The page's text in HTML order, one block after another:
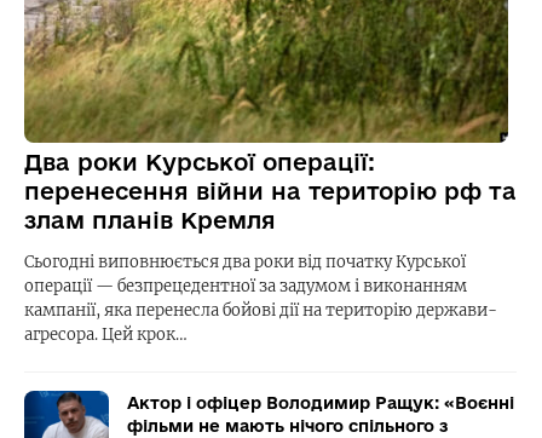
Два роки Курської операції:
перенесення війни на територію рф та
злам планів Кремля
Сьогодні виповнюється два роки від початку Курської
операції — безпрецедентної за задумом і виконанням
кампанії, яка перенесла бойові дії на територію держави-
агресора. Цей крок…
Актор і офіцер Володимир Ращук: «Воєнні
фільми не мають нічого спільного з